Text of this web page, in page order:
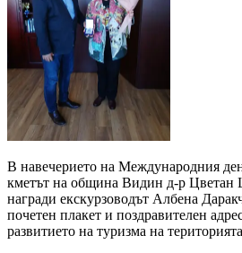
В навечерието на Международния
кметът на община Видин д-р Цветан
награди екскурзоводът Албена
почетен плакет и поздравителен
развитието на туризма на